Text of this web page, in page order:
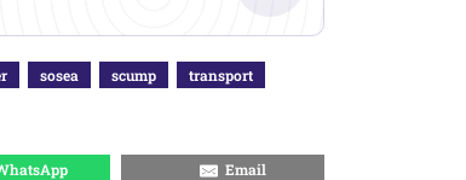
sosea scump
transport
Email